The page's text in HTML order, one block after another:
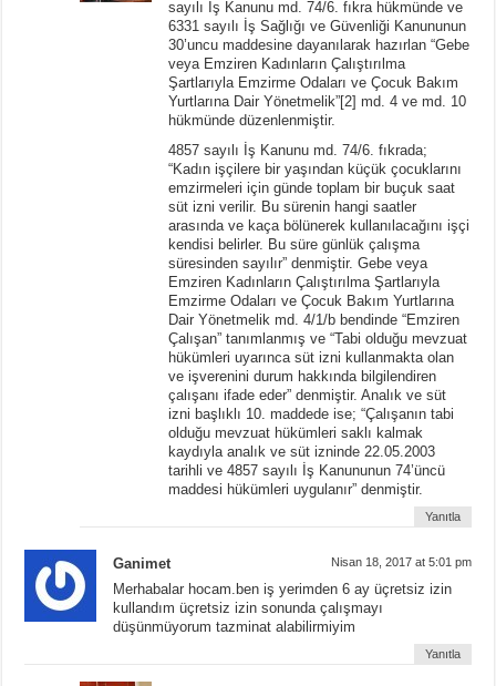
sayılı İş Kanunu md. 74/6. fıkra hükmünde ve
6331 sayılı İş Sağlığı ve Güvenliği Kanununun
30’uncu maddesine dayanılarak hazırlan “Gebe
veya Emziren Kadınların Çalıştırılma
Şartlarıyla Emzirme Odaları ve Çocuk Bakım
Yurtlarına Dair Yönetmelik”[2] md. 4 ve md. 10
hükmünde düzenlenmiştir.
4857 sayılı İş Kanunu md. 74/6. fıkrada;
“Kadın işçilere bir yaşından küçük çocuklarını
emzirmeleri için günde toplam bir buçuk saat
süt izni verilir. Bu sürenin hangi saatler
arasında ve kaça bölünerek kullanılacağını işçi
kendisi belirler. Bu süre günlük çalışma
süresinden sayılır” denmiştir. Gebe veya
Emziren Kadınların Çalıştırılma Şartlarıyla
Emzirme Odaları ve Çocuk Bakım Yurtlarına
Dair Yönetmelik md. 4/1/b bendinde “Emziren
Çalışan” tanımlanmış ve “Tabi olduğu mevzuat
hükümleri uyarınca süt izni kullanmakta olan
ve işverenini durum hakkında bilgilendiren
çalışanı ifade eder” denmiştir. Analık ve süt
izni başlıklı 10. maddede ise; “Çalışanın tabi
olduğu mevzuat hükümleri saklı kalmak
kaydıyla analık ve süt izninde 22.05.2003
tarihli ve 4857 sayılı İş Kanununun 74’üncü
maddesi hükümleri uygulanır” denmiştir.
Yanıtla
Ganimet Nisan 18, 2017 at 5:01 pm
Merhabalar hocam.ben iş yerimden 6 ay üçretsiz izin
kullandım üçretsiz izin sonunda çalışmayı
düşünmüyorum tazminat alabilirmiyim
Yanıtla